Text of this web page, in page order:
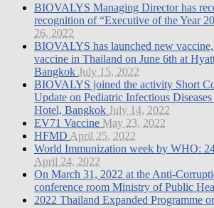
BIOVALYS Managing Director has
recognition of “Executive of the Year
26, 2022
BIOVALYS has launched new
vaccine in Thailand on June 6th at
Bangkok July 15, 2022
BIOVALYS joined the activity Short
Update on Pediatric Infectious
Hotel, Bangkok July 14, 2022
EV71 Vaccine May 23, 2022
HFMD April 25, 2022
World Immunization week by WHO:
April 24, 2022
On March 31, 2022 at the Anti-
conference room Ministry of Public
2022 Thailand Expanded Programme